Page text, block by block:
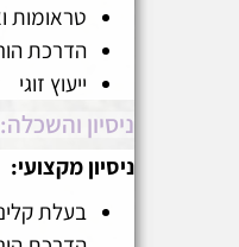
טראומות
הדרכת
ייעוץ זוגי
ניסיון והשכלה:
ניסיון מקצועי:
בעלת